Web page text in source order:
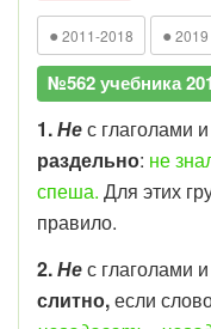
● 2011-2018 ● 2019
№562 учебника
1.Нес глаголами
раздельно: не
спеша. Для этих
правило.
2.Нес глаголами
слитно,если